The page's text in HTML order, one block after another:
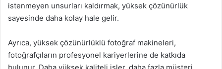
istenmeyen unsurları kaldırmak, yüksek çözünürlük
sayesinde daha kolay hale gelir.
Ayrıca, yüksek çözünürlüklü fotoğraf makineleri,
fotoğrafçıların profesyonel kariyerlerine de katkıda
bulunur. Daha yüksek kaliteli işler, daha fazla müşteri